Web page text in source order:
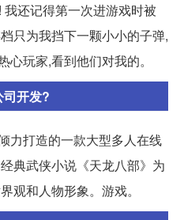
还记得第一次进游戏时被
只为我挡下一颗小小的子弹,
玩家,看到他们对我的。
司开发?
力打造的一款大型多人在线
典武侠小说《天龙八部》为
观和人物形象。游戏。